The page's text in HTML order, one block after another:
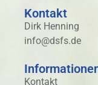
Kontakt
Dirk Henning
info@dsfs.de
Kontakt